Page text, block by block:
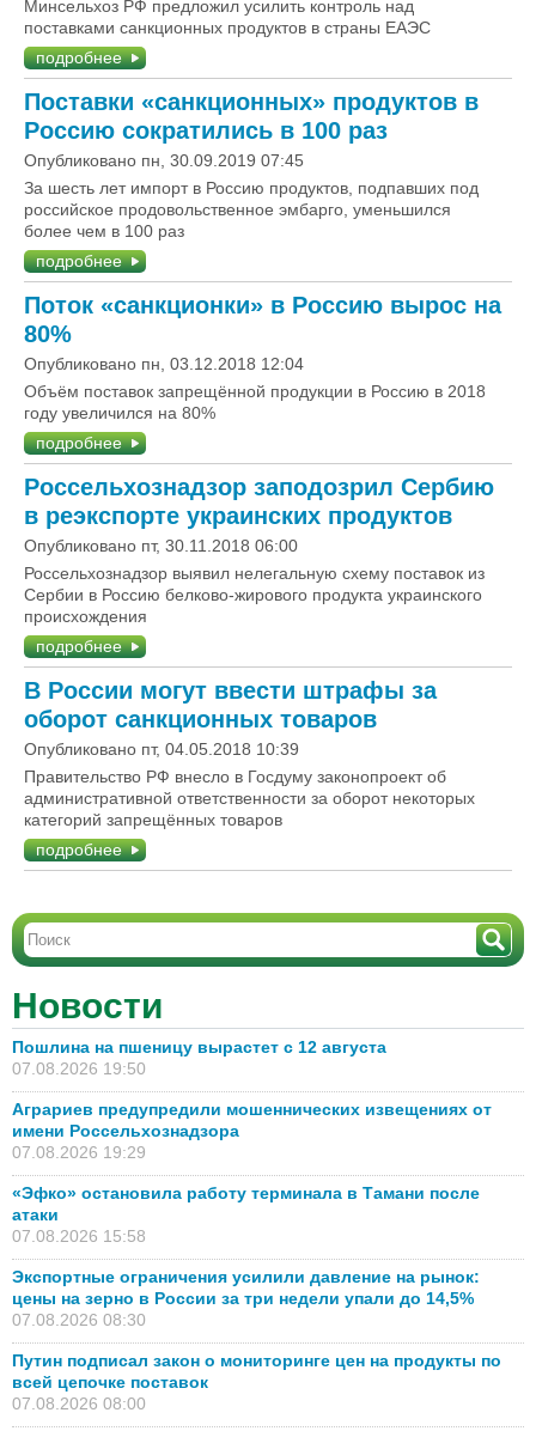
Минсельхоз РФ предложил усилить контроль над
поставками санкционных продуктов в страны ЕАЭС
подробнее
Поставки «санкционных» продуктов в
Россию сократились в 100 раз
Опубликовано пн, 30.09.2019 07:45
За шесть лет импорт в Россию продуктов, подпавших под
российское продовольственное эмбарго, уменьшился
более чем в 100 раз
подробнее
Поток «санкционки» в Россию вырос на
80%
Опубликовано пн, 03.12.2018 12:04
Объём поставок запрещённой продукции в Россию в 2018
году увеличился на 80%
подробнее
Россельхознадзор заподозрил Сербию
в реэкспорте украинских продуктов
Опубликовано пт, 30.11.2018 06:00
Россельхознадзор выявил нелегальную схему поставок из
Сербии в Россию белково-жирового продукта украинского
происхождения
подробнее
В России могут ввести штрафы за
оборот санкционных товаров
Опубликовано пт, 04.05.2018 10:39
Правительство РФ внесло в Госдуму законопроект об
административной ответственности за оборот некоторых
категорий запрещённых товаров
подробнее
Новости
Пошлина на пшеницу вырастет с 12 августа
07.08.2026 19:50
Аграриев предупредили мошеннических извещениях от
имени Россельхознадзора
07.08.2026 19:29
«Эфко» остановила работу терминала в Тамани после
атаки
07.08.2026 15:58
Экспортные ограничения усилили давление на рынок:
цены на зерно в России за три недели упали до 14,5%
07.08.2026 08:30
Путин подписал закон о мониторинге цен на продукты по
всей цепочке поставок
07.08.2026 08:00